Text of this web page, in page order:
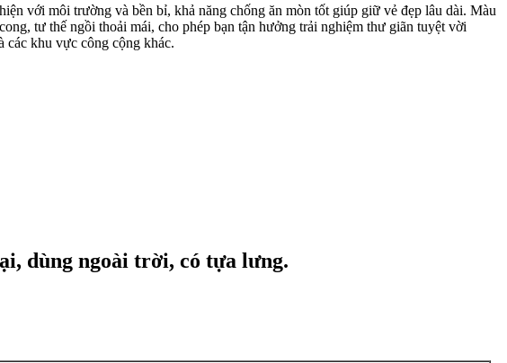
với môi trường và bền bỉ, khả năng chống ăn mòn tốt giúp giữ vẻ đẹp lâu dài. Màu
tư thế ngồi thoải mái, cho phép bạn tận hưởng trải nghiệm thư giãn tuyệt vời
các khu vực công cộng khác.
dùng ngoài trời, có tựa lưng.